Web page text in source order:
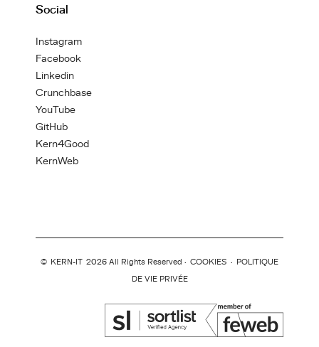
Social
Instagram
Facebook
Linkedin
Crunchbase
YouTube
GitHub
Kern4Good
KernWeb
© KERN-IT 2026 All Rights Reserved · COOKIES · POLITIQUE
DE VIE PRIVÉE